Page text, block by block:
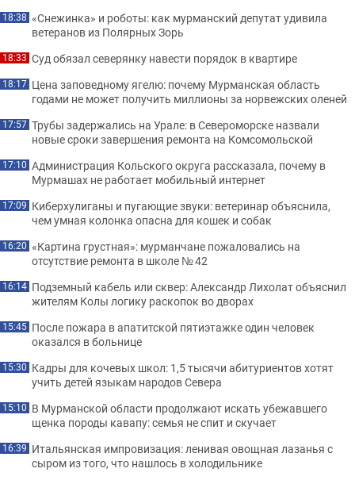
18:38 «Снежинка» и роботы: как мурманский депутат удивила
ветеранов из Полярных Зорь
18:33 Суд обязал северянку навести порядок в квартире
18:17 Цена заповедному ягелю: почему Мурманская область
годами не может получить миллионы за норвежских оленей
17:57 Трубы задержались на Урале: в Североморске назвали
новые сроки завершения ремонта на Комсомольской
17:10 Администрация Кольского округа рассказала, почему в
Мурмашах не работает мобильный интернет
17:09 Киберхулиганы и пугающие звуки: ветеринар объяснила,
чем умная колонка опасна для кошек и собак
16:20 «Картина грустная»: мурманчане пожаловались на
отсутствие ремонта в школе № 42
16:14 Подземный кабель или сквер: Александр Лихолат объяснил
жителям Колы логику раскопок во дворах
15:45 После пожара в апатитской пятиэтажке один человек
оказался в больнице
15:30 Кадры для кочевых школ: 1,5 тысячи абитуриентов хотят
учить детей языкам народов Севера
15:10 В Мурманской области продолжают искать убежавшего
щенка породы кавапу: семья не спит и скучает
16:39 Итальянская импровизация: ленивая овощная лазанья с
сыром из того, что нашлось в холодильнике